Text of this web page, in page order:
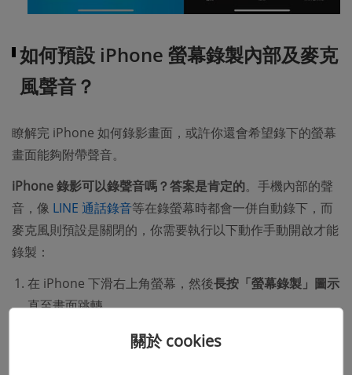
如何預設 iPhone 螢幕錄製內部及麥克
風聲音？
瞭解完 iPhone 如何錄影畫面，或許你還會希望錄下的螢幕
畫面能夠附帶聲音。
iPhone 錄影可以錄聲音嗎？答案是肯定的。手機內部的聲
音，像 LINE 通話錄音等在錄螢幕時都會一併自動錄下，而
麥克風則預設是關閉的，你需要執行以下動作手動開啟才能
錄製：
在 iPhone 下滑右上角螢幕，然後長按「螢幕錄製」圖示
直至畫面跳轉。
「麥克風」按鈕將它開啟，這樣後續錄製的
關於 cookies